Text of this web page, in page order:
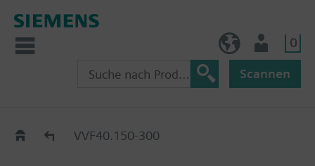
0
Scannen
Old2NewVVF40.150-300